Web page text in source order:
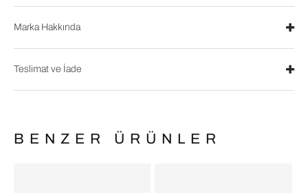
Marka Hakkında
Teslimat ve İade
BENZER ÜRÜNLER